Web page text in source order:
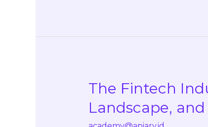
The Fintech
Landscape,
The
Industry: